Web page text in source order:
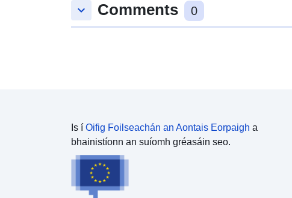
keyboard_arrow_down Comments 0
Is í Oifig Foilseachán an Aontais Eorpaigh a
bhainistíonn an suíomh gréasáin seo.